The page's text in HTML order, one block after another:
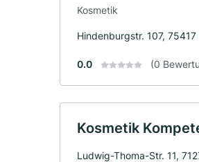
Kosmetik
Hindenburgstr. 107,
0.0 (0
Kosmetik
Ludwig-Thoma-Str. 11,